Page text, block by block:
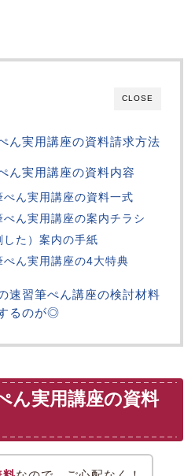
CLOSE
ん実用講座の資料請求方法
ん実用講座の資料内容
ぺん実用講座の資料一式
ぺん実用講座の案内チラシ
した）案内の手紙
ぺん実用講座の4大特典
速習筆ぺん講座の検討材料
るのが◎
ん実用講座の資料